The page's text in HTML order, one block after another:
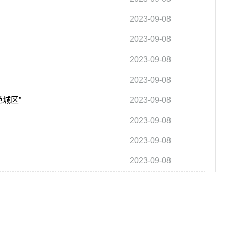
2023-09-08
2023-09-08
2023-09-08
2023-09-08
区” 2023-09-08
2023-09-08
2023-09-08
2023-09-08